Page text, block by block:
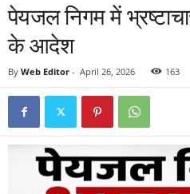
पेयजल निगम में
के आदेश
By Web Editor - April 26, 2026 163